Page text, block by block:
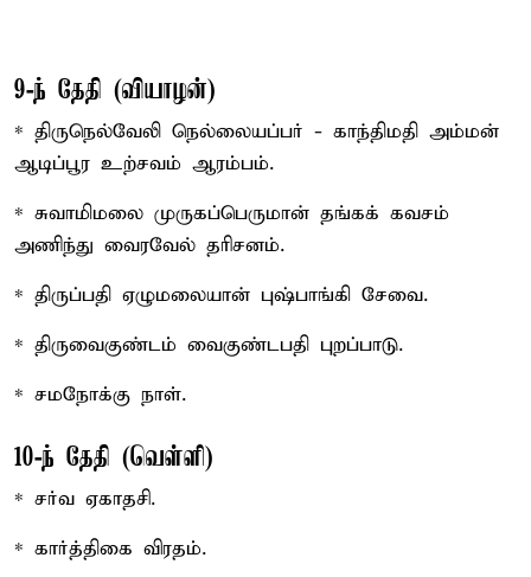
9-ந் தேதி (வியாழன்)
* திருநெல்வேலி நெல்லையப்பர் - காந்திமதி அம்மன்
ஆடிப்பூர உற்சவம் ஆரம்பம்.
* சுவாமிமலை முருகப்பெருமான் தங்கக் கவசம்
அணிந்து வைரவேல் தரிசனம்.
* திருப்பதி ஏழுமலையான் புஷ்பாங்கி சேவை.
* திருவைகுண்டம் வைகுண்டபதி புறப்பாடு.
* சமநோக்கு நாள்.
10-ந் தேதி (வெள்ளி)
* சர்வ ஏகாதசி.
* கார்த்திகை விரதம்.